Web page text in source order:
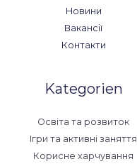
Новини
Вакансії
Контакти
Kategorien
Освіта та розвиток
Ігри та активні заняття
Корисне харчування